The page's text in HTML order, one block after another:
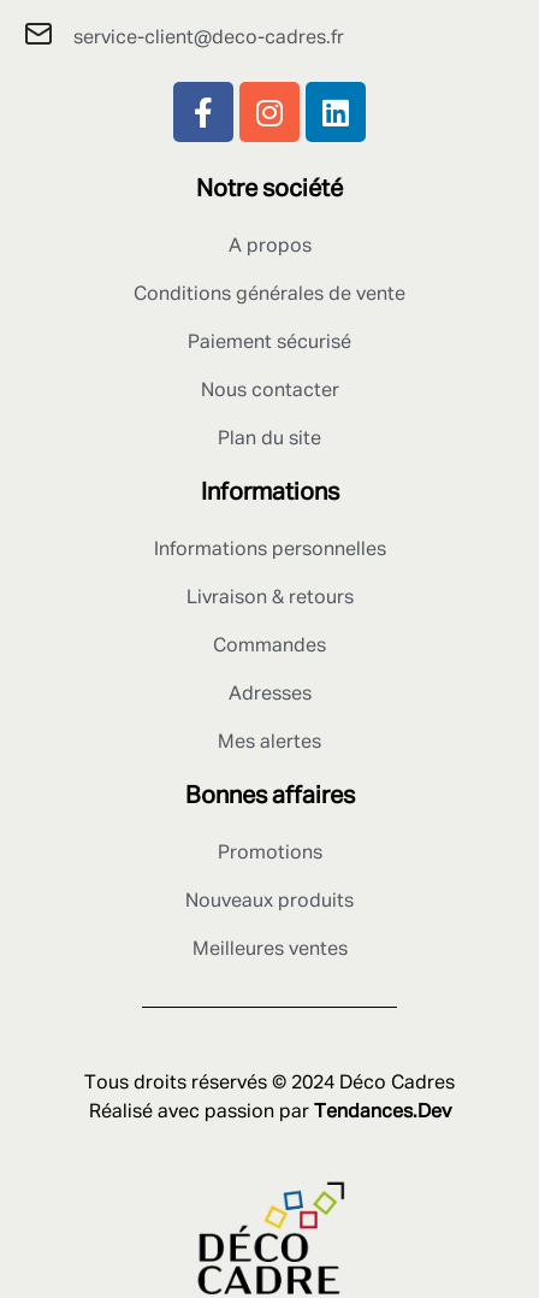
service-client@deco-cadres.fr
Notre société
A propos
Conditions générales de vente
Paiement sécurisé
Nous contacter
Plan du site
Informations
Informations personnelles
Livraison & retours
Commandes
Adresses
Mes alertes
Bonnes affaires
Promotions
Nouveaux produits
Meilleures ventes
Tous droits réservés © 2024 Déco Cadres
Réalisé avec passion par
Tendances.Dev